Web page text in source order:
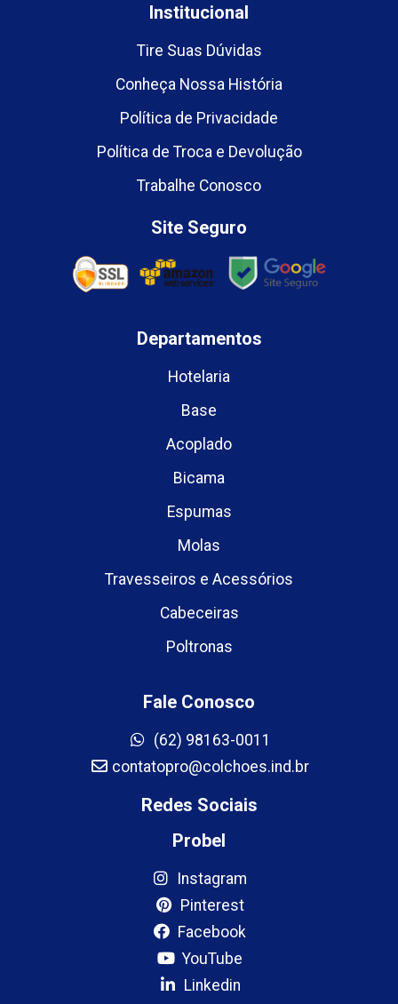
Institucional
Tire Suas Dúvidas
Conheça Nossa História
Política de Privacidade
Política de Troca e Devolução
Trabalhe Conosco
Site Seguro
Departamentos
Hotelaria
Base
Acoplado
Bicama
Espumas
Molas
Travesseiros e Acessórios
Cabeceiras
Poltronas
Fale Conosco
(62) 98163-0011
contatopro@colchoes.ind.br
Redes Sociais
Probel
Instagram
Pinterest
Facebook
YouTube
Linkedin